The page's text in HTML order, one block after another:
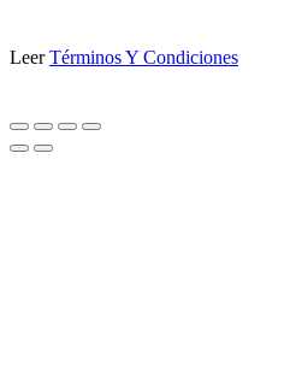
LeerTérminos Y Condiciones